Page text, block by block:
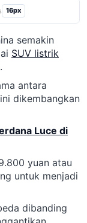
16px
semakin
SUV listrik
antara
dikembangkan
Luce di
yuan atau
untuk menjadi
dibanding